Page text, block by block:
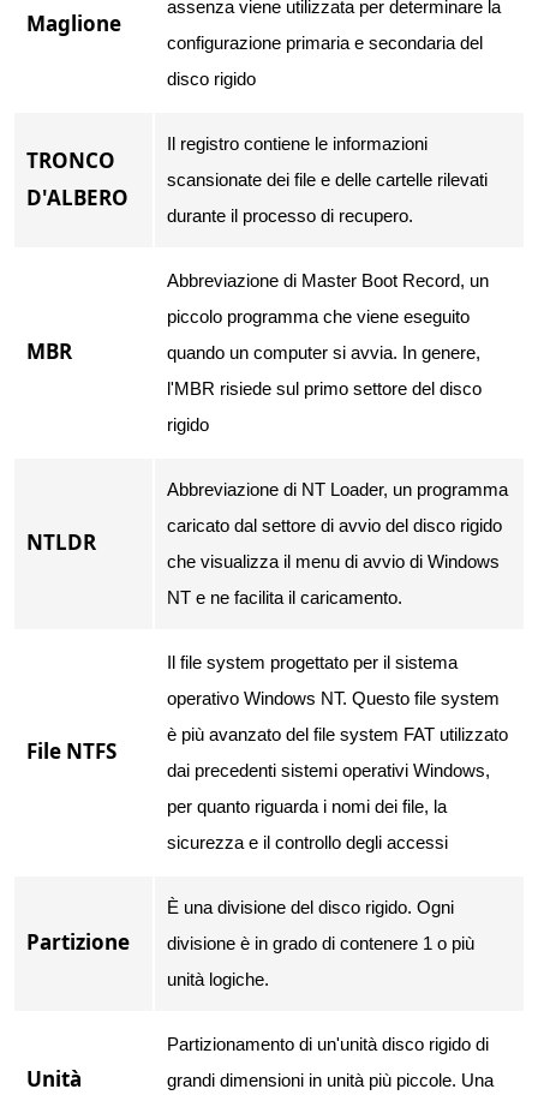
Maglione
assenza viene utilizzata per determinare la
configurazione primaria e secondaria del
disco rigido
TRONCO
D'ALBERO
Il registro contiene le informazioni
scansionate dei file e delle cartelle rilevati
durante il processo di recupero.
MBR
Abbreviazione di Master Boot Record, un
piccolo programma che viene eseguito
quando un computer si avvia. In genere,
l'MBR risiede sul primo settore del disco
rigido
NTLDR
Abbreviazione di NT Loader, un programma
caricato dal settore di avvio del disco rigido
che visualizza il menu di avvio di Windows
NT e ne facilita il caricamento.
File NTFS
Il file system progettato per il sistema
operativo Windows NT. Questo file system
è più avanzato del file system FAT utilizzato
dai precedenti sistemi operativi Windows,
per quanto riguarda i nomi dei file, la
sicurezza e il controllo degli accessi
Partizione
È una divisione del disco rigido. Ogni
divisione è in grado di contenere 1 o più
unità logiche.
Unità
Partizionamento di un'unità disco rigido di
grandi dimensioni in unità più piccole. Una